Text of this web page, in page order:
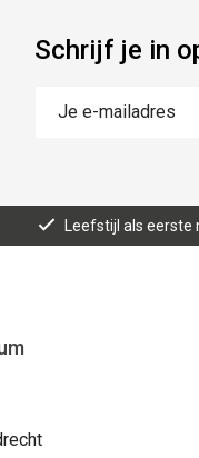
Schrijf je in
Leefstijl als eerste